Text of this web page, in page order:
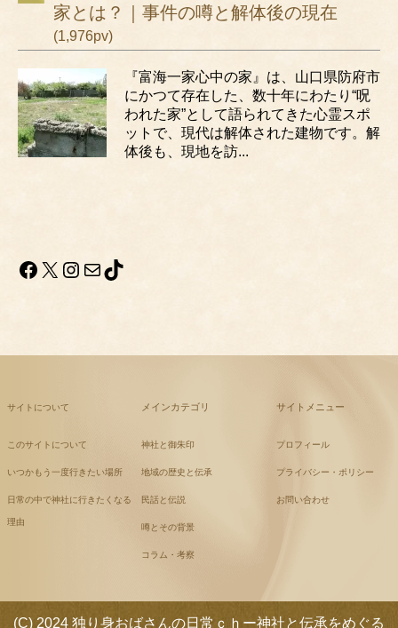
家とは？｜事件の噂と解体後の現在
(1,976pv)
『富海一家心中の家』は、山口県防府市
にかつて存在した、数十年にわたり“呪
われた家”として語られてきた心霊スポ
ットで、現代は解体された建物です。解
体後も、現地を訪...
Facebook
X Instagram
メールTikTok
サイトについて
このサイトについて
いつかもう一度行きたい場所
日常の中で神社に行きたくなる
理由
メインカテゴリ
神社と御朱印
地域の歴史と伝承
民話と伝説
噂とその背景
コラム・考察
サイトメニュー
プロフィール
プライバシー・ポリシー
お問い合わせ
(C) 2024 独り身おばさんの日常ｃｈー神社と伝承をめぐる